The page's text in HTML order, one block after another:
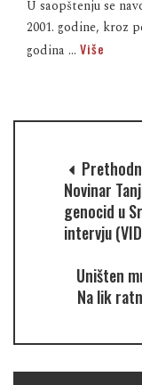
U saopštenju se
2001. godine, kroz
godina ... Više
Novinar
genocid u
intervju
Uništen
Na lik